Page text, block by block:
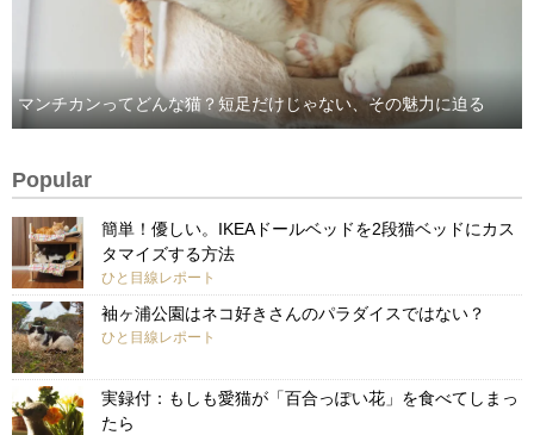
マンチカンってどんな猫？短足だけじゃない、その魅力に迫る
Popular
簡単！優しい。IKEAドールベッドを2段猫ベッドにカス
タマイズする方法
ひと目線レポート
袖ヶ浦公園はネコ好きさんのパラダイスではない？
ひと目線レポート
実録付：もしも愛猫が「百合っぽい花」を食べてしまっ
たら